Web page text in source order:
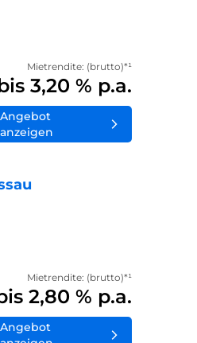
Mietrendite: (brutto)*¹
3,20 % p.a.
Angebot
anzeigen
Mietrendite: (brutto)*¹
2,80 % p.a.
Angebot